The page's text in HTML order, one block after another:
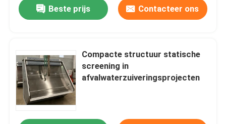
Beste prijs Contacteer ons
Compacte structuur statische
screening in
afvalwaterzuiveringsprojecten